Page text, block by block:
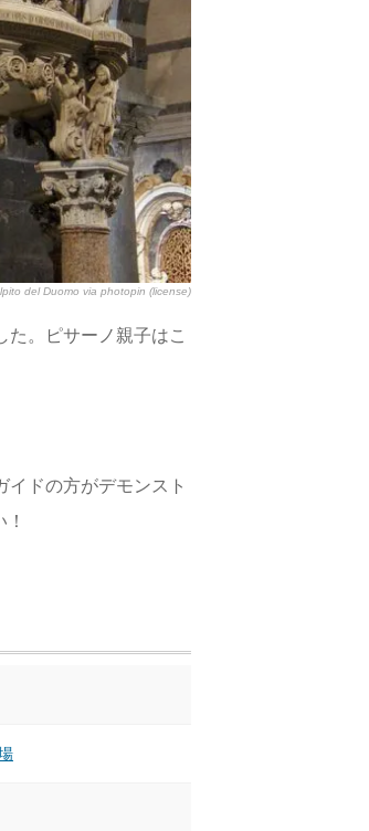
del Duomo via photopin (license)
た。ピサーノ親子はこ
ドの方がデモンスト